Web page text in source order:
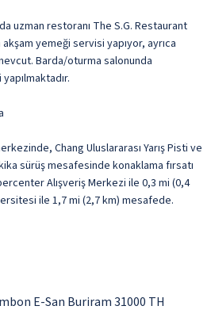
uzman restoranı The S.G. Restaurant
yemeği servisi yapıyor, ayrıca
Barda/oturma salonunda
Chang Uluslararası Yarış Pisti ve
sürüş mesafesinde konaklama fırsatı
Alışveriş Merkezi ile 0,3 mi (0,4
ile 1,7 mi (2,7 km) mesafede.
E-San Buriram 31000 TH